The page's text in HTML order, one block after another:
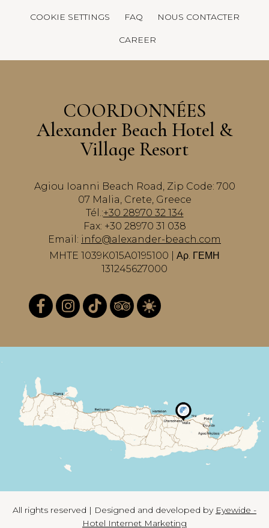
COOKIE SETTINGS FAQ NOUS CONTACTER
CAREER
COORDONNÉES
Alexander Beach Hotel &
Village Resort
Agiou Ioanni Beach Road, Zip Code: 700
07 Malia, Crete, Greece
Tél.:+30 28970 32 134
Fax: +30 28970 31 038
Email: info@alexander-beach.com
MHTE 1039K015A0195100 | Αρ. ΓΕΜΗ
131245627000
All rights reserved | Designed and developed by Eyewide -
Hotel Internet Marketing